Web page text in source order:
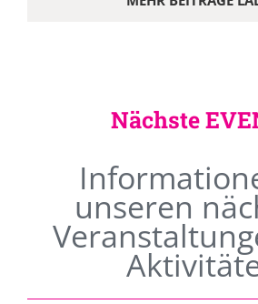
Nächste
unseren